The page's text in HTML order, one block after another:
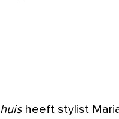
heeft stylist